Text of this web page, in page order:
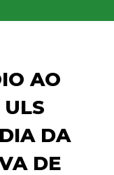
AO
DA
DE